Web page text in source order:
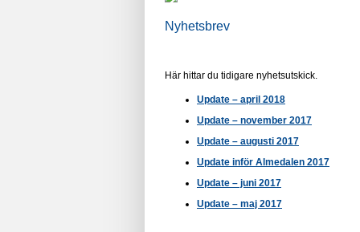
Nyhetsbrev
Här hittar du tidigare nyhetsutskick.
Update – april 2018
Update – november 2017
Update – augusti 2017
Update inför Almedalen 2017
Update – juni 2017
Update – maj 2017